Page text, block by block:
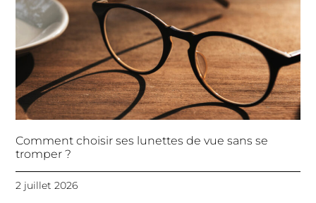
Comment choisir ses lunettes de vue sans se
tromper ?
2 juillet 2026